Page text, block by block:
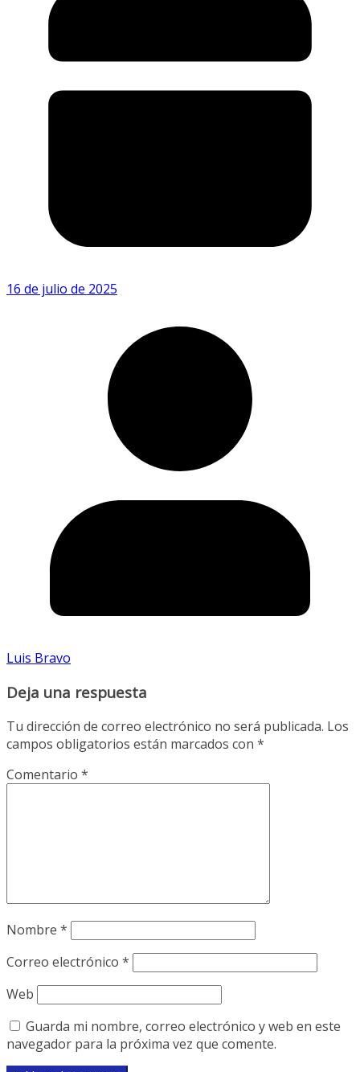
16 de julio de 2025
Luis Bravo
Deja una respuesta
Tu dirección de correo electrónico no será publicada. Los
campos obligatorios están marcados con *
Comentario *
Nombre *
Correo electrónico *
Web
Guarda mi nombre, correo electrónico y web en este
navegador para la próxima vez que comente.